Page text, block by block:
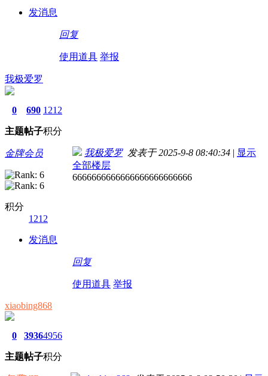
发消息
回复
使用道具 举报
我极爱罗
0
主题
690
帖子
1212
积分
金牌会员
积分
1212
发消息
我极爱罗发表于 2025-9-8 08:40:34 | 显示
全部楼层
6666666666666666666666666
回复
使用道具 举报
xiaobing868
0
主题
3936
帖子
4956
积分